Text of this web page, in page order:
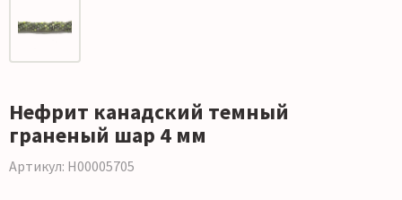
Нефрит канадский темный
граненый шар 4 мм
Артикул: Н00005705